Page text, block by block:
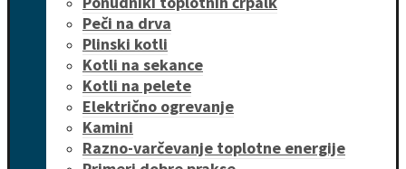
Peči na drva
Plinski kotli
Kotli na sekance
Kotli na pelete
Električno ogrevanje
Kamini
Razno-varčevanje toplotne energije